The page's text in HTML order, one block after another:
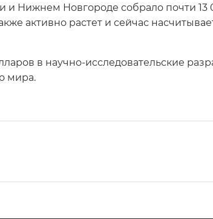
и Нижнем Новгороде собрало почти
активно растет и сейчас
в научно-исследовательские
мира.